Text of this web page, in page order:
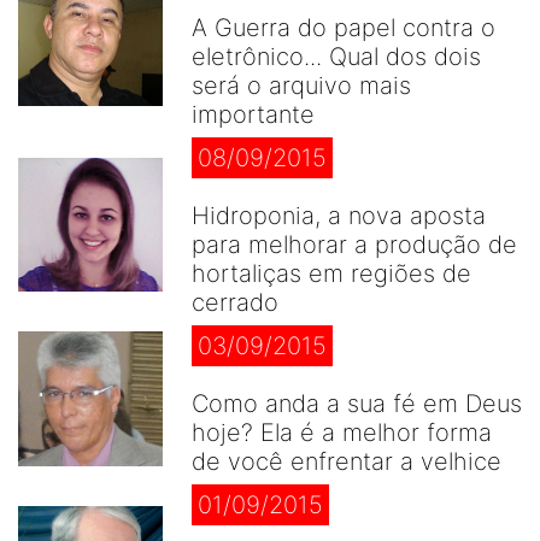
A Guerra do papel contra o
eletrônico... Qual dos dois
será o arquivo mais
importante
08/09/2015
Hidroponia, a nova aposta
para melhorar a produção de
hortaliças em regiões de
cerrado
03/09/2015
Como anda a sua fé em Deus
hoje? Ela é a melhor forma
de você enfrentar a velhice
01/09/2015